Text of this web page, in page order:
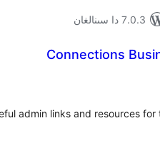
7.0.3 دا سىنالغان
Connections
admin links and resources